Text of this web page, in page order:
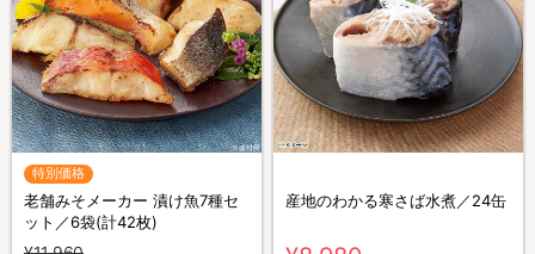
特別価格
老舗みそメーカー 漬け魚7種セ
ット／6袋(計42枚)
産地のわかる寒さば水煮／24缶